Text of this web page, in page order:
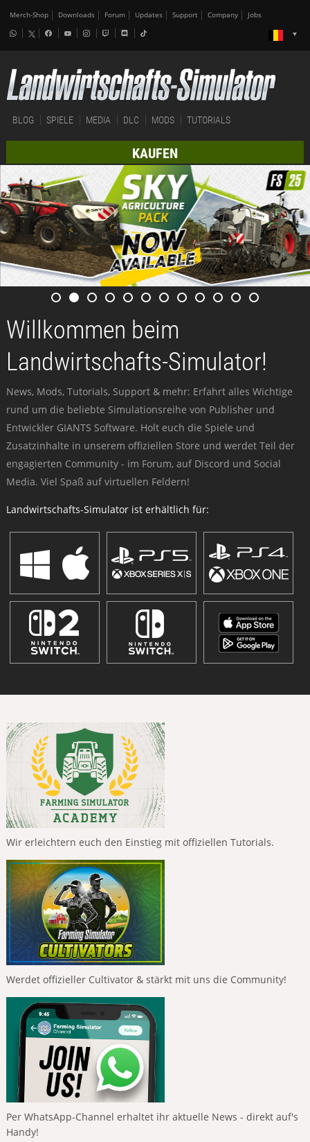
Merch-Shop Downloads Forum Updates Support Company Jobs
BLOG SPIELE MEDIA DLC MODS TUTORIALS
KAUFEN
Willkommen beim
Landwirtschafts-Simulator!
News, Mods, Tutorials, Support & mehr: Erfahrt alles Wichtige
rund um die beliebte Simulationsreihe von Publisher und
Entwickler GIANTS Software. Holt euch die Spiele und
Zusatzinhalte in unserem offiziellen Store und werdet Teil der
engagierten Community - im Forum, auf Discord und Social
Media. Viel Spaß auf virtuellen Feldern!
Landwirtschafts-Simulator ist erhältlich für:
Wir erleichtern euch den Einstieg mit offiziellen Tutorials.
Werdet offizieller Cultivator & stärkt mit uns die Community!
Per WhatsApp-Channel erhaltet ihr aktuelle News - direkt auf's
Handy!